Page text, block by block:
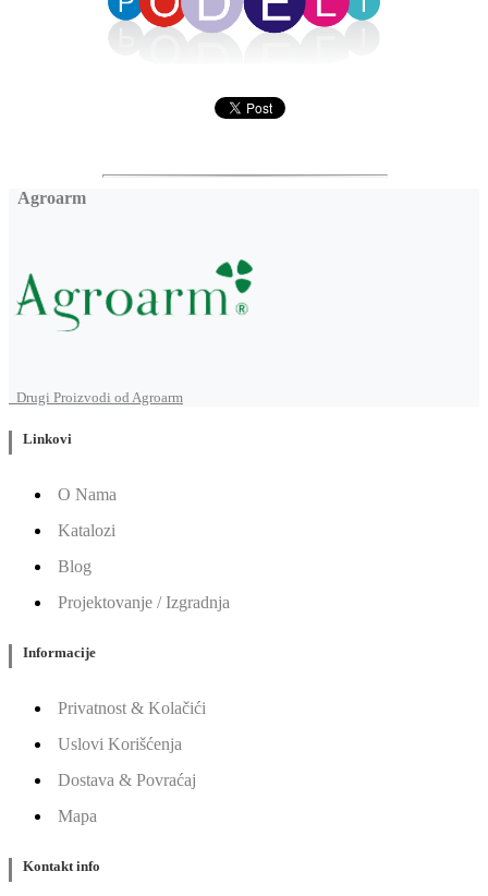
Agroarm
Drugi Proizvodi od Agroarm
Linkovi
O Nama
Katalozi
Blog
Projektovanje / Izgradnja
Informacije
Privatnost & Kolačići
Uslovi Korišćenja
Dostava & Povraćaj
Mapa
Kontakt info